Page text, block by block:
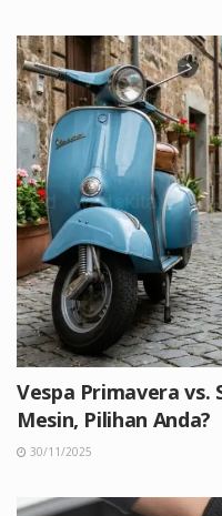
Vespa Primavera vs.
Mesin, Pilihan Anda?
30/11/2025